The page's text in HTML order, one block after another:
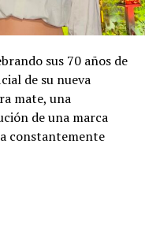
sus 70 años de
de su nueva
mate, una
de una marca
constantemente